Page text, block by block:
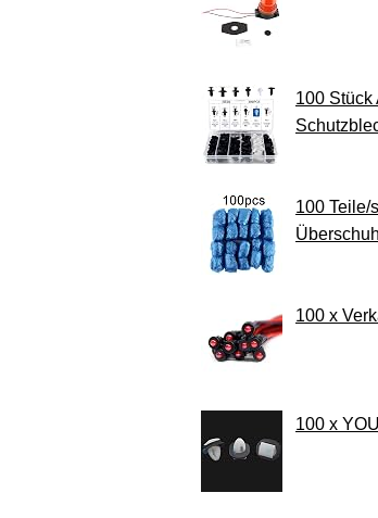
100
100 Teile/
100 x
100 x